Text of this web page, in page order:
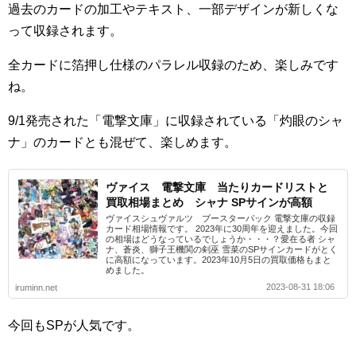
過去のカードの加工やテキスト、一部デザインが新しくな
って収録されます。
全カードに箔押し仕様のパラレル収録のため、楽しみです
ね。
9/1発売された「電撃文庫」に収録されている「灼眼のシャ
ナ」のカードとも混ぜて、楽しめます。
ヴァイス 電撃文庫 当たりカードリストと
買取相場まとめ シャナ SPサインが高額
ヴァイスシュヴァルツ ブースターパック 電撃文庫の収録
カード相場情報です。 2023年に30周年を迎えました。今回
の相場はどうなっているでしょうか・・・？愛在る者 シャ
ナ、蒼炎、獅子王機関の剣巫 雪菜のSPサインカードがとく
に高額になっています。2023年10月5日の買取価格もまと
めました。
iruminn.net
2023-08-31 18:06
今回もSPが人気です。